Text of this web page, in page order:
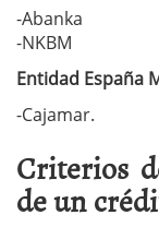
-Abanka
-NKBM
Entidad España
-Cajamar.
Criterios
de un